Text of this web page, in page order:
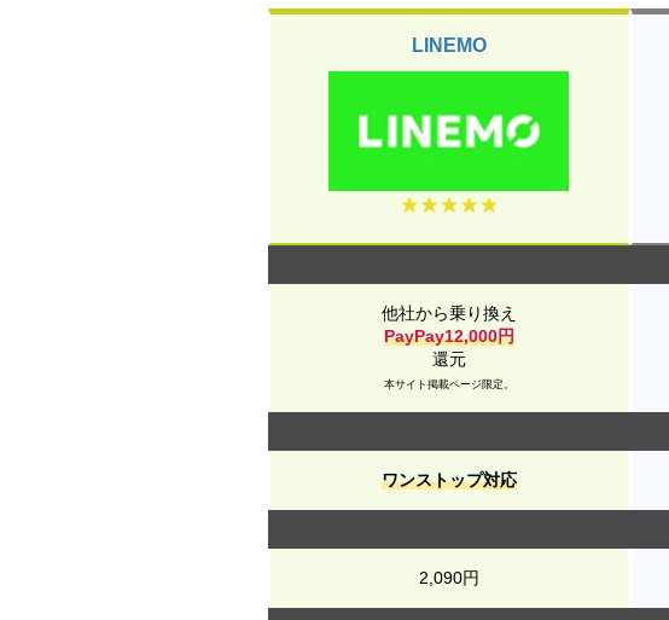
LINEMO
他社から乗り換え
PayPay12,000円
還元
本サイト掲載ページ限定。
ワンストップ対応
2,090円